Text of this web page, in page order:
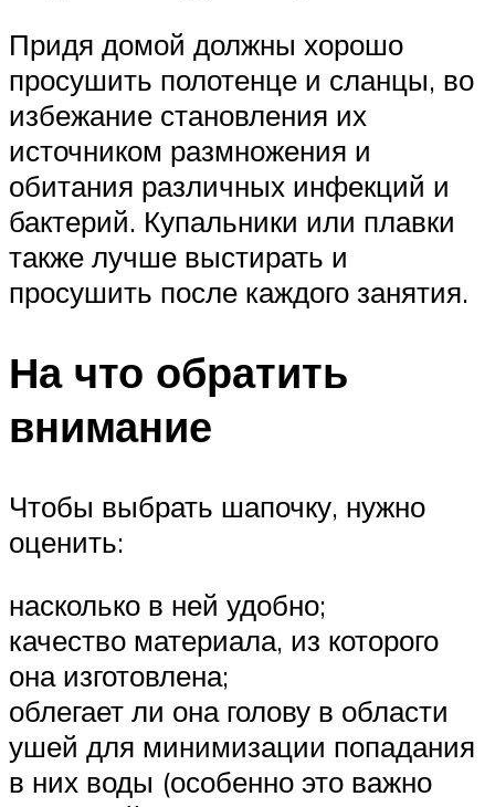
Придя домой должны хорошо
просушить полотенце и сланцы, во
избежание становления их
источником размножения и
обитания различных инфекций и
бактерий. Купальники или плавки
также лучше выстирать и
просушить после каждого занятия.
На что обратить
внимание
Чтобы выбрать шапочку, нужно
оценить:
насколько в ней удобно;
качество материала, из которого
она изготовлена;
облегает ли она голову в области
ушей для минимизации попадания
в них воды (особенно это важно